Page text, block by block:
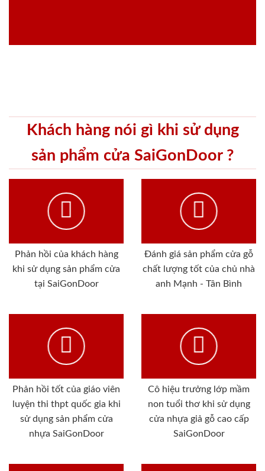
Khách hàng nói gì khi sử dụng
sản phẩm cửa SaiGonDoor ?
Phản hồi của khách hàng
khi sử dụng sản phẩm cửa
tại SaiGonDoor
Đánh giá sản phẩm cửa gỗ
chất lượng tốt của chủ nhà
anh Mạnh - Tân Bình
Phản hồi tốt của giáo viên
luyện thi thpt quốc gia khi
sử dụng sản phẩm cửa
nhựa SaiGonDoor
Cô hiệu trưởng lớp mầm
non tuổi thơ khi sử dụng
cửa nhựa giả gỗ cao cấp
SaiGonDoor